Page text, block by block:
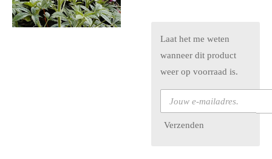
Laat het me weten
wanneer dit product
weer op voorraad is.
Verzenden